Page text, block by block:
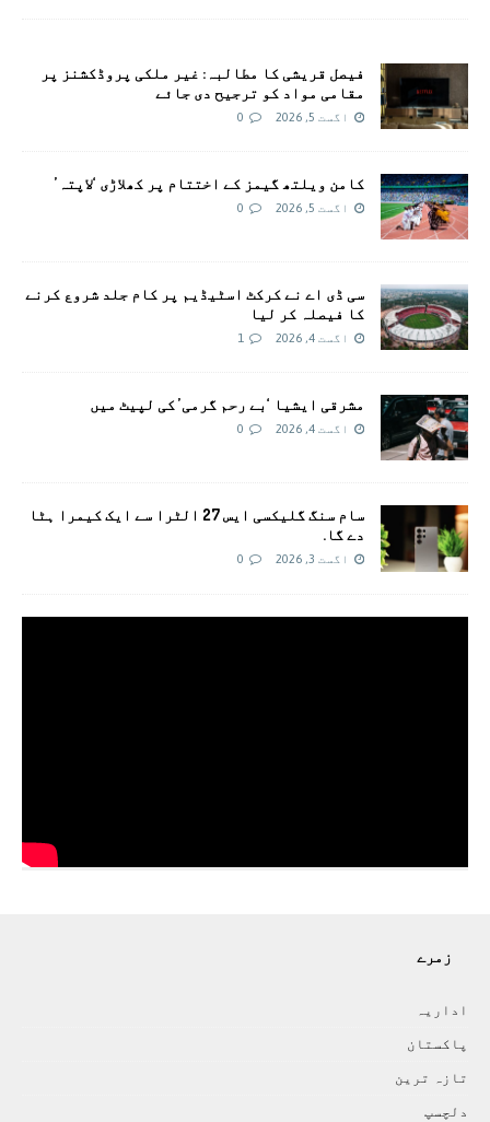
فیصل قریشی کا مطالبہ: غیر ملکی پروڈکشنز پر
مقامی مواد کو ترجیح دی جائے
اگست 5, 2026 0
کامن ویلتھ گیمز کے اختتام پر کھلاڑی ‘لاپتہ’
اگست 5, 2026 0
سی ڈی اے نے کرکٹ اسٹیڈیم پر کام جلد شروع کرنے
کا فیصلہ کر لیا
اگست 4, 2026 1
مشرقی ایشیا ‘بے رحم گرمی’ کی لپیٹ میں
اگست 4, 2026 0
سام سنگ گلیکسی ایس 27 الٹرا سے ایک کیمرا ہٹا
دے گا.
اگست 3, 2026 0
زمرے
اداريہ
پاکستان
تازہ ترين
دلچسپ